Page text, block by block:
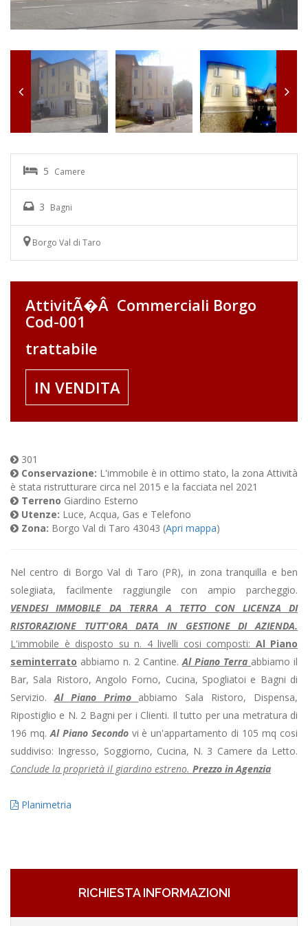
5 Camere
3 Bagni
Borgo Val di Taro
AttivitÃ�Â Commerciali Borgo
Cod-001
trattabile
IN VENDITA
301
Conservazione: L'immobile è in ottimo stato, la zona Attività
è stata ristrutturare circa nel 2015 e la facciata nel 2021
Terreno Giardino Esterno
Utenze: Luce, Acqua, Gas e Telefono
Zona: Borgo Val di Taro 43043 (Apri mappa)
Nel centro di Borgo Val di Taro (PR), in zona tranquilla e ben
solegiiata, facilmente raggiungile con ampio parcheggio.
VENDESI IMMOBILE DA TERRA A TETTO CON LICENZA DI
RISTORAZIONE TUTT'ORA DATA IN GESTIONE DI AZIENDA.
L'immobile è disposto su n. 4 livelli cosi composti: Al Piano
seminterrato abbiamo n. 2 Cantine. Al Piano Terra abbiamo il
Bar, Sala Ristoro, Angolo Forno, Cucina, Spogliatoi e Bagni di
Servizio. Al Piano Primo
abbiamo Sala Ristoro, Dispensa,
Ripostiglio e N. 2 Bagni per i Clienti. Il tutto per una metratura di
196 mq. Al Piano Secondovi è un'appartamento di 105 mq cosi
suddiviso: Ingresso, Soggiorno, Cucina, N. 3 Camere da Letto.
Conclude la proprietà il giardino estreno. Prezzo in Agenzia
Planimetria
RICHIESTA INFORMAZIONI